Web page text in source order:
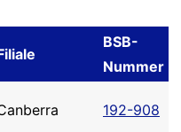
BSB-
Nummer
192-908